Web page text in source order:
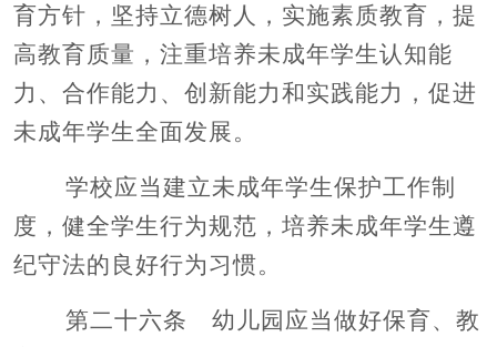
育方针，坚持立德树人，实施素质教育，提
高教育质量，注重培养未成年学生认知能
力、合作能力、创新能力和实践能力，促进
未成年学生全面发展。
学校应当建立未成年学生保护工作制
度，健全学生行为规范，培养未成年学生遵
纪守法的良好行为习惯。
第二十六条 幼儿园应当做好保育、教